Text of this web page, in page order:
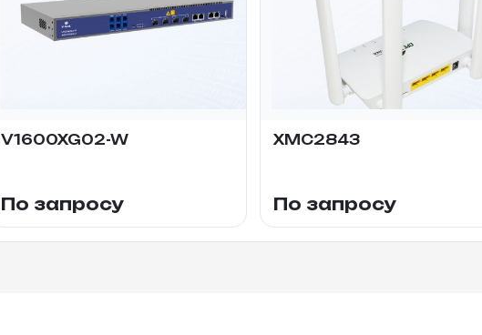
V1600XG02-W
По запросу
XMC2843
По запросу